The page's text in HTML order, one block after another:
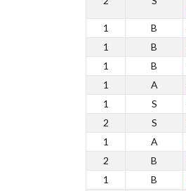
1 B
1
B
1
B
1
A
1
S
2
S
1
A
2
B
1
B